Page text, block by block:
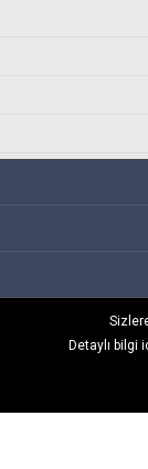
Detaylı bilgi